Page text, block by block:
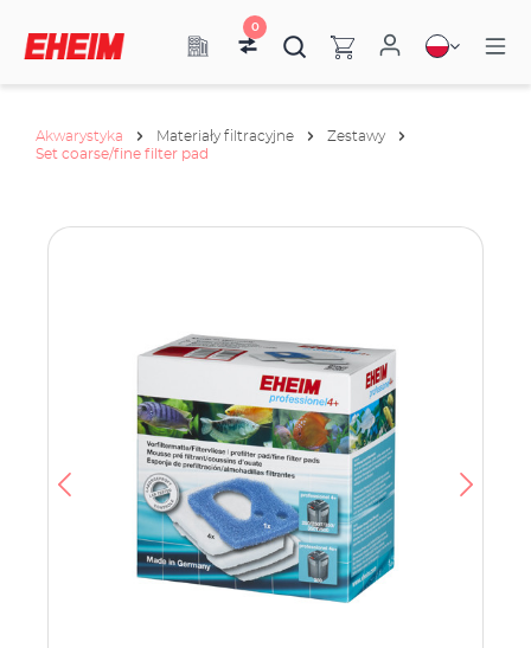
0
Akwarystyka Materiały filtracyjne
Zestawy
Set coarse/fine filter pad